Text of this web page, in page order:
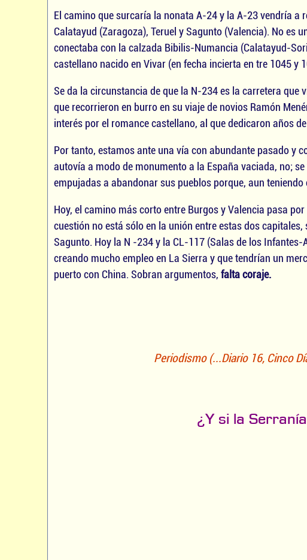
El camino que surcaría la nonata A-24 y la A-23 vendría
Calatayud (Zaragoza), Teruel y Sagunto (Valencia). No es
conectaba con la calzada Bibilis-Numancia (Calatayud-
castellano nacido en Vivar (en fecha incierta en tre 1045 y
Se da la circunstancia de que la N-234 es la carretera que
que recorrieron en burro en su viaje de novios Ramón
interés por el romance castellano, al que dedicaron años
Por tanto, estamos ante una vía con abundante pasado y
autovía a modo de monumento a la España vaciada, no;
empujadas a abandonar sus pueblos porque, aun
Hoy, el camino más corto entre Burgos y Valencia pasa
cuestión no está sólo en la unión entre estas dos
Sagunto. Hoy la N -234 y la CL-117 (Salas de los
creando mucho empleo en La Sierra y que tendrían un
puerto con China. Sobran argumentos,falta coraje.
Periodismo (...Diario 16, Cinco
¿Y si la